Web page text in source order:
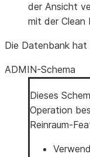
der Ansicht
mit der Clean
Die Datenbank hat
ADMIN-Schema
Dieses
Operation
Reinraum-